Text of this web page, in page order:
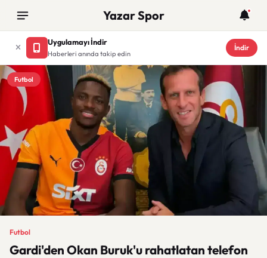
Yazar Spor
Uygulamayı İndir
Haberleri anında takip edin
İndir
Futbol
Futbol
Gardi'den Okan Buruk'u rahatlatan telefon